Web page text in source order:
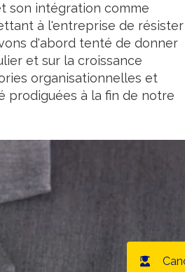
son intégration comme
à l'entreprise de résister
d'abord tenté de donner
et sur la croissance
organisationnelles et
prodiguées à la fin de notre